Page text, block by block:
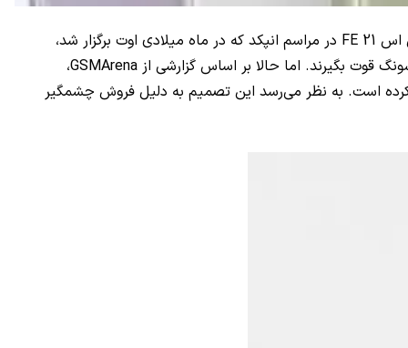
21
FE در مراسم انپکد که در ماه میلادی اوت برگزار شد،
قوت بگیرند. اما حالا بر اساس گزارشی از GSMArena،
سامسونگ به طور کلی عرضه عضو خانواده اس 21 را لغو کرده است. به نظر می‌رسد این تصمیم به دلیل فروش چشمگیر